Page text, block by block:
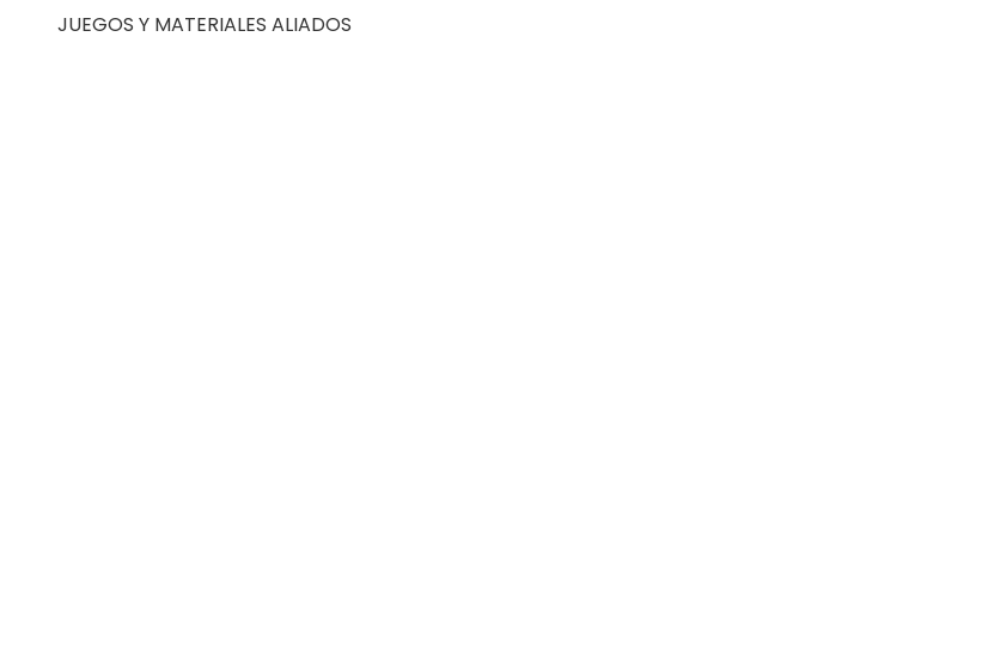
JUEGOS Y MATERIALES ALIADOS